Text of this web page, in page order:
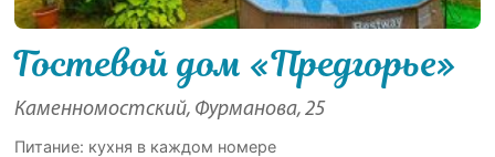
Гостевой дом «Предгорье»
Каменномостский, Фурманова, 25
Питание: кухня в каждом номере